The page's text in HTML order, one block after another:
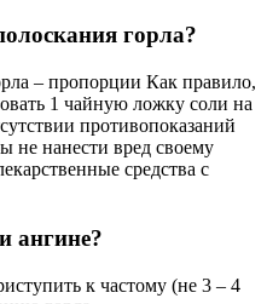
горла?
– пропорции Как правило,
1 чайную ложку соли на
противопоказаний
не нанести вред своему
средства с
ангине?
к частому (не 3 – 4